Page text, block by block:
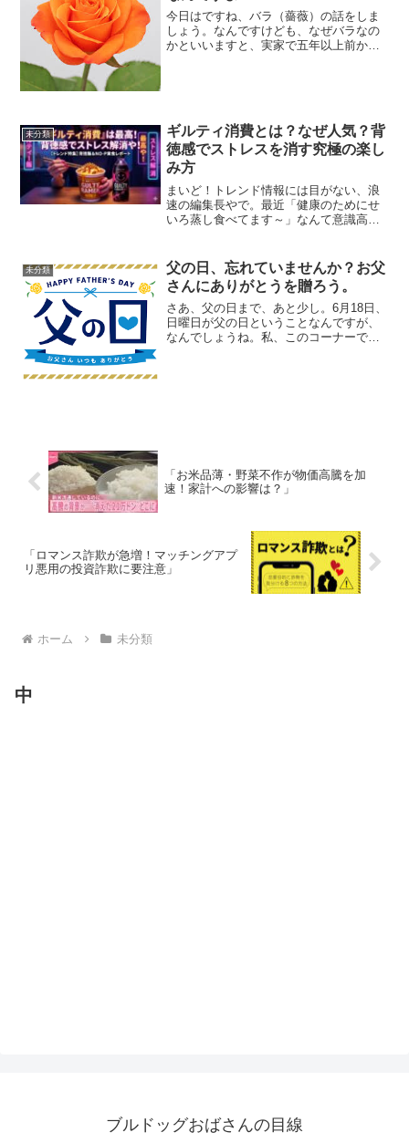
今日はですね、バラ（薔薇）の話をしま
しょう。なんですけども、なぜバラなの
かといいますと、実家で五年以上前か
未分類
ギルティ消費とは？なぜ人気？背
徳感でストレスを消す究極の楽し
み方
まいど！トレンド情報には目がない、浪
速の編集長やで。最近「健康のためにせ
いろ蒸し食べてます～」なんて意識高い
自分、おらん？今日は、今SNSや若者の
間で大バズりしてる「ギ...
未分類
父の日、忘れていませんか？お父
さんにありがとうを贈ろう。
さあ、父の日まで、あと少し。6月18日、
日曜日が父の日ということなんですが、
なんでしょうね。私、このコーナーで、
「お米品薄・野菜不作が物価高騰を加
速！家計への影響は？」
「ロマンス詐欺が急増！マッチングアプ
リ悪用の投資詐欺に要注意」
ホーム 未分類
中
ブルドッグおばさんの目線